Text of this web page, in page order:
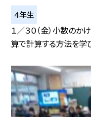
４年生
１／３０（金）小数の
算で計算する方法を学